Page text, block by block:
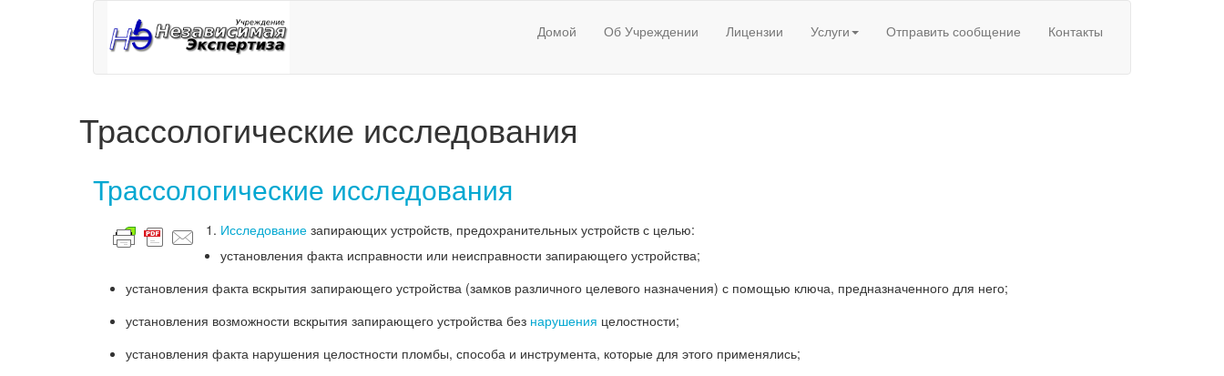
Домой Об Учреждении Лицензии Услуги Отправить сообщение Контакты
Трассологические исследования
Трассологические исследования
Исследование запирающих устройств, предохранительных устройств с целью:
установления факта исправности или неисправности запирающего устройства;
установления факта вскрытия запирающего устройства (замков различного целевого назначения) с помощью ключа, предназначенного для него;
установления возможности вскрытия запирающего устройства без нарушения целостности;
установления факта нарушения целостности пломбы, способа и инструмента, которые для этого применялись;